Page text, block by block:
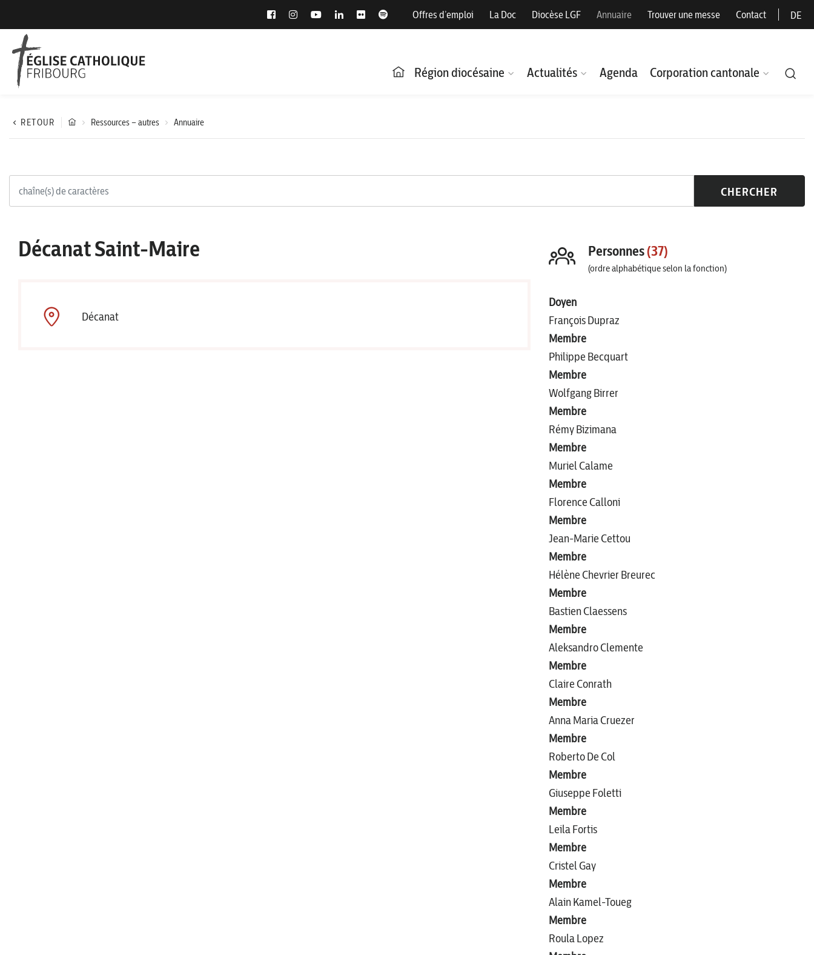
Offres d’emploi La Doc Diocèse LGF Annuaire Trouver une messe Contact DE
Région diocésaine Actualités Agenda Corporation cantonale
RETOUR Ressources – autres Annuaire
CHERCHER
Décanat Saint-Maire
Décanat
Personnes(37)
(ordre alphabétique selon la fonction)
Doyen
François Dupraz
Membre
Philippe Becquart
Membre
Wolfgang Birrer
Membre
Rémy Bizimana
Membre
Muriel Calame
Membre
Florence Calloni
Membre
Jean-Marie Cettou
Membre
Hélène Chevrier Breurec
Membre
Bastien Claessens
Membre
Aleksandro Clemente
Membre
Claire Conrath
Membre
Anna Maria Cruezer
Membre
Roberto De Col
Membre
Giuseppe Foletti
Membre
Leila Fortis
Membre
Cristel Gay
Membre
Alain Kamel-Toueg
Membre
Roula Lopez